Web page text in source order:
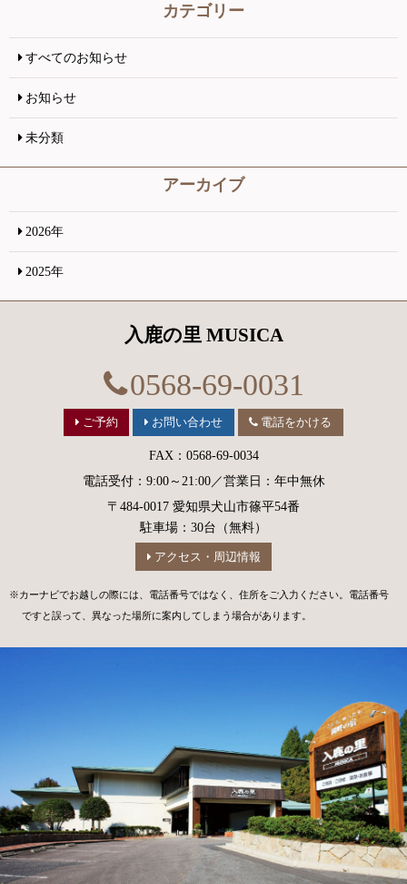
カテゴリー
すべてのお知らせ
お知らせ
未分類
アーカイブ
2026年
2025年
入鹿の里 MUSICA
0568-69-0031
ご予約 お問い合わせ 電話をかける
FAX：0568-69-0034
電話受付：9:00～21:00／営業日：年中無休
〒484-0017 愛知県犬山市篠平54番
駐車場：30台（無料）
アクセス・周辺情報
※カーナビでお越しの際には、電話番号ではなく、住所をご入力ください。電話番号
ですと誤って、異なった場所に案内してしまう場合があります。